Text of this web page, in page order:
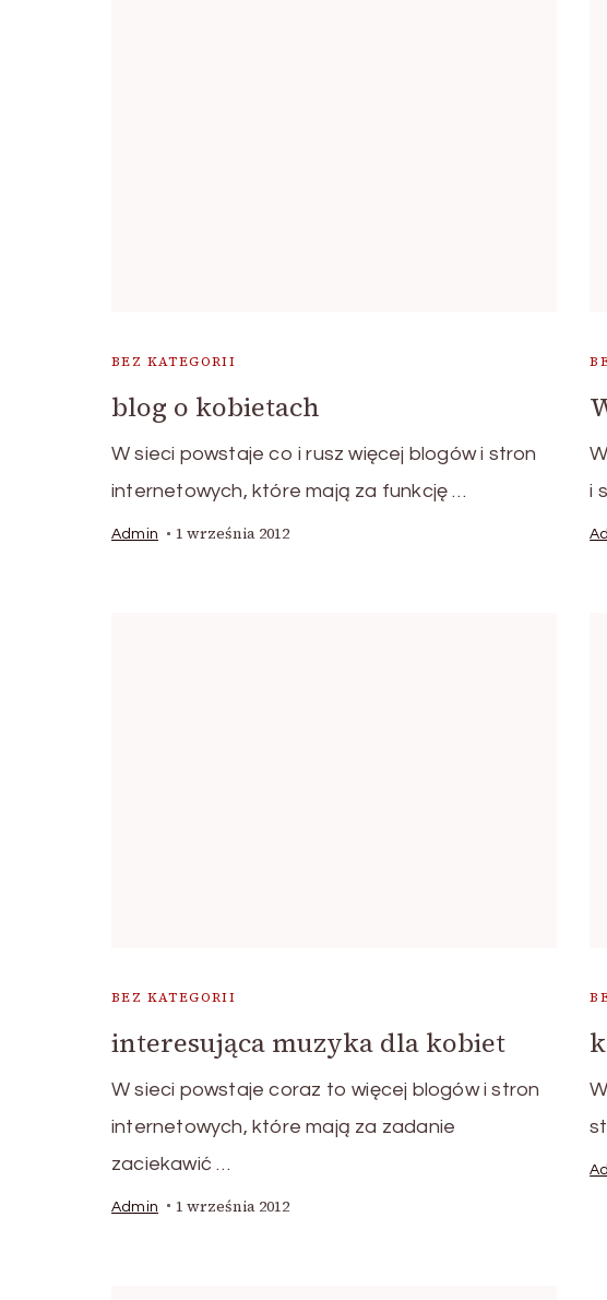
BEZ KATEGORII
blog o kobietach
W sieci powstaje co i rusz więcej blogów i stron
internetowych, które mają za funkcję …
Admin 1 września 2012
i
BEZ KATEGORII
interesująca muzyka dla kobiet
W sieci powstaje coraz to więcej blogów i stron
internetowych, które mają za zadanie
zaciekawić …
Admin 1 września 2012